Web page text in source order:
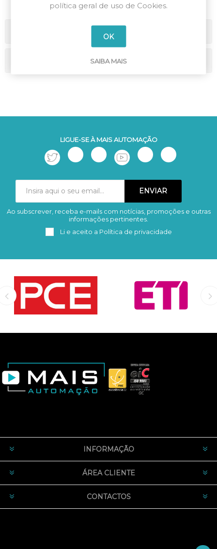
LIGUE-SE À MAIS AUTOMAÇÃO
Subscrever Remover
Ao subscrever, receba e-mails com notícias, promoções e outras
informações pertinentes.
Li e aceito a Política de privacidade
INFORMAÇÃO
ÁREA CLIENTE
CONTACTOS
política geral de uso de Cookies.
OK
SAIBA MAIS